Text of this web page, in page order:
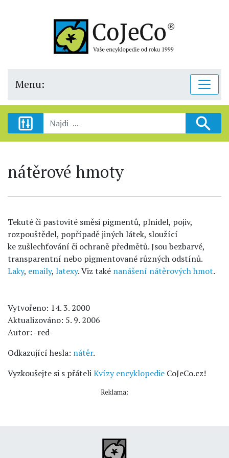
Menu:
nátěrové hmoty
Tekuté či pastovité směsi pigmentů, plnidel, pojiv,
rozpouštědel, popřípadě jiných látek, sloužící
ke zušlechťování či ochraně předmětů. Jsou bezbarvé,
transparentní nebo pigmentované různých odstínů.
Laky, emaily, latexy. Viz také nanášení nátěrových hmot.
Vytvořeno: 14. 3. 2000
Aktualizováno: 5. 9. 2006
Autor: -red-
Odkazující hesla: nátěr.
Vyzkoušejte si s přáteliKvízy encyklopedie CoJeCo.cz!
Reklama: